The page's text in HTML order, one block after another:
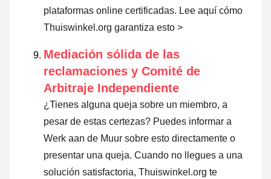
plataformas online certificadas. Lee aquí cómo
Thuiswinkel.org garantiza esto >
Mediación sólida de las
reclamaciones y Comité de
Arbitraje Independiente
¿Tienes alguna queja sobre un miembro, a
pesar de estas certezas? Puedes informar a
Werk aan de Muur sobre esto directamente o
presentar una queja. Cuando no llegues a una
solución satisfactoria, Thuiswinkel.org te